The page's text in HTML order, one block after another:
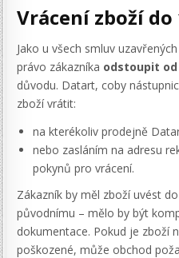
Vrácení zboží do
Jako u všech smluv
právo zákazníka odstoupit od
důvodu. Datart, coby
zboží vrátit:
na kterékoliv prodejně
nebo zasláním na adresu
pokynů pro vrácení.
Zákazník by měl zboží uvést
původnímu – mělo by být
dokumentace. Pokud je zboží
poškozené, může obchod